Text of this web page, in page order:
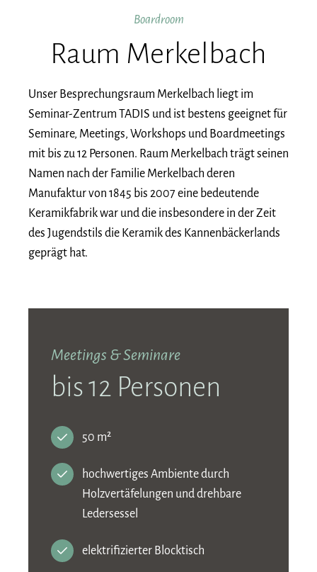
Boardroom
Raum Merkelbach
Unser Besprechungsraum Merkelbach liegt im
Seminar-Zentrum TADIS und ist bestens geeignet für
Seminare, Meetings, Workshops und Boardmeetings
mit bis zu 12 Personen. Raum Merkelbach trägt seinen
Namen nach der Familie Merkelbach deren
Manufaktur von 1845 bis 2007 eine bedeutende
Keramikfabrik war und die insbesondere in der Zeit
des Jugendstils die Keramik des Kannenbäckerlands
geprägt hat.
Meetings & Seminare
bis 12 Personen
50 m²
hochwertiges Ambiente durch
Holzvertäfelungen und drehbare
Ledersessel
elektrifizierter Blocktisch